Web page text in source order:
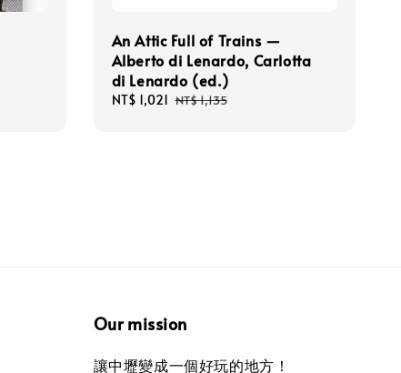
An Attic Full of Trains —
Alberto di Lenardo, Carlotta
di Lenardo (ed.)
Sale
NT$ 1,021 Regular
NT$ 1,135
Our mission
讓中壢變成一個好玩的地方！